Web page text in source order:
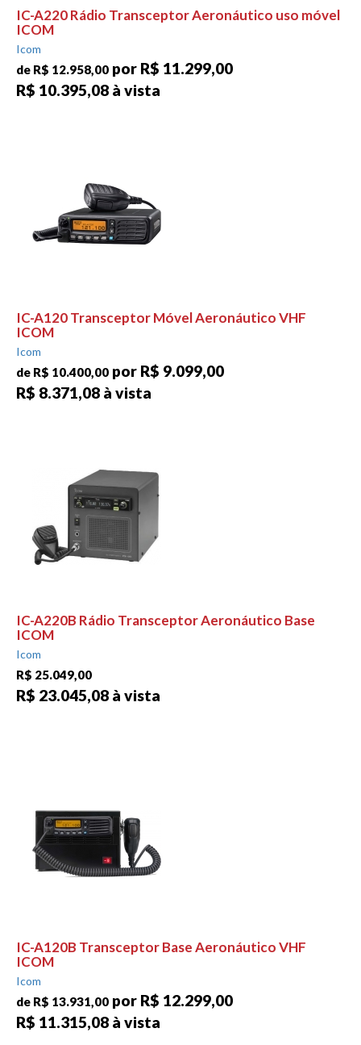
IC-A220 Rádio Transceptor Aeronáutico uso móvel
ICOM
Icom
de R$ 12.958,00 por R$ 11.299,00
R$ 10.395,08 à vista
IC-A120 Transceptor Móvel Aeronáutico VHF
ICOM
Icom
de R$ 10.400,00 por R$ 9.099,00
R$ 8.371,08 à vista
IC-A220B Rádio Transceptor Aeronáutico Base
ICOM
Icom
R$ 25.049,00
R$ 23.045,08 à vista
IC-A120B Transceptor Base Aeronáutico VHF
ICOM
Icom
de R$ 13.931,00 por R$ 12.299,00
R$ 11.315,08 à vista